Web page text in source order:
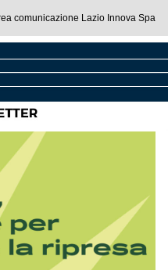
comunicazione Lazio Innova Spa